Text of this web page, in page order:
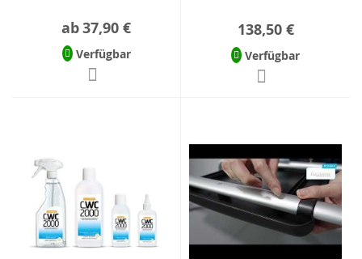
ab37,90 €
Verfügbar
138,50 €
Verfügbar